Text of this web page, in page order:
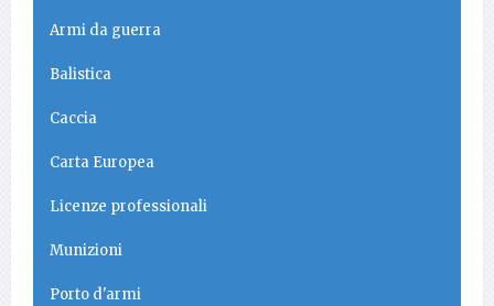
Armi da guerra
Balistica
Caccia
Carta Europea
Licenze professionali
Munizioni
Porto d'armi